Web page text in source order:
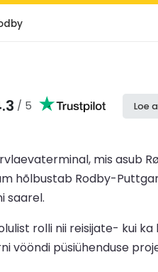
/ 5 Loe
mis asub
hõlbustab Rodby-
saarel.
rolli nii reisijate- kui
vööndi püsiühenduse